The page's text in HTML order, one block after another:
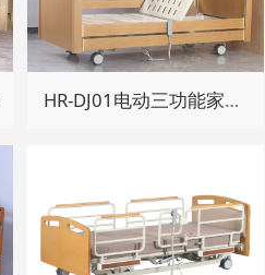
HR-DJ01电动三功能家居床